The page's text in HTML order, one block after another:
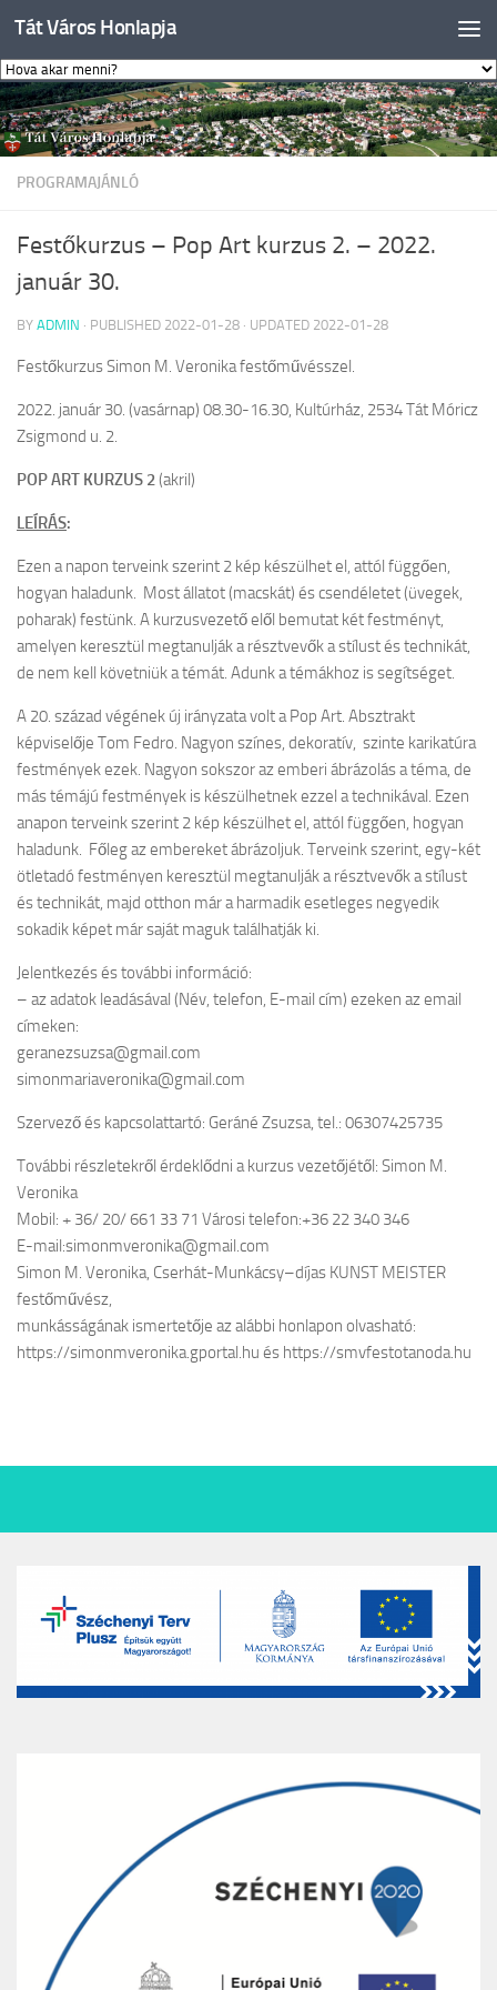
Skip to content
Tát Város Honlapja
PROGRAMAJÁNLÓ
Festőkurzus – Pop Art kurzus 2. – 2022.
január 30.
BY ADMIN · PUBLISHED 2022-01-28 · UPDATED 2022-01-28
Festőkurzus Simon M. Veronika festőművésszel.
2022. január 30. (vasárnap) 08.30-16.30, Kultúrház, 2534 Tát Móricz
Zsigmond u. 2.
POP ART KURZUS 2(akril)
LEÍRÁS:
Ezen a napon terveink szerint 2 kép készülhet el, attól függően,
hogyan haladunk. Most állatot (macskát) és csendéletet (üvegek,
poharak) festünk. A kurzusvezető elől bemutat két festményt,
amelyen keresztül megtanulják a résztvevők a stílust és technikát,
de nem kell követniük a témát. Adunk a témákhoz is segítséget.
A 20. század végének új irányzata volt a Pop Art. Absztrakt
képviselője Tom Fedro. Nagyon színes, dekoratív, szinte karikatúra
festmények ezek. Nagyon sokszor az emberi ábrázolás a téma, de
más témájú festmények is készülhetnek ezzel a technikával. Ezen
anapon terveink szerint 2 kép készülhet el, attól függően, hogyan
haladunk. Főleg az embereket ábrázoljuk. Terveink szerint, egy-két
ötletadó festményen keresztül megtanulják a résztvevők a stílust
és technikát, majd otthon már a harmadik esetleges negyedik
sokadik képet már saját maguk találhatják ki.
Jelentkezés és további információ:
– az adatok leadásával (Név, telefon, E-mail cím) ezeken az email
címeken:
geranezsuzsa@gmail.com
simonmariaveronika@gmail.com
Szervező és kapcsolattartó: Geráné Zsuzsa, tel.: 06307425735
További részletekről érdeklődni a kurzus vezetőjétől: Simon M.
Veronika
Mobil: + 36/ 20/ 661 33 71 Városi telefon:+36 22 340 346
E-mail:simonmveronika@gmail.com
Simon M. Veronika, Cserhát-Munkácsy–díjas KUNST MEISTER
festőművész,
munkásságának ismertetője az alábbi honlapon olvasható:
https://simonmveronika.gportal.hu és https://smvfestotanoda.hu